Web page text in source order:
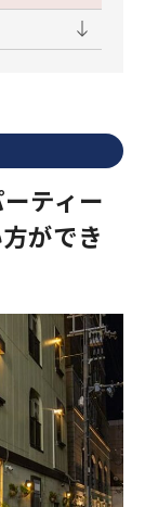
ティー
ができ